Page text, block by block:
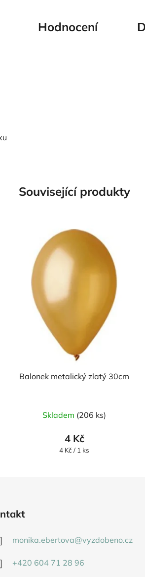
Hodnocení
Související produkty
Balonek metalický zlatý 30cm
Skladem (206 ks)
4 Kč
Měrná
4 Kč / 1 ks
monika.ebertova@vyzdobeno.cz
+420 604 71 28 96